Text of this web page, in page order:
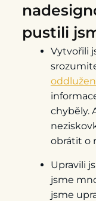
pustili
Vytvořili
chyběly.
obrátit o
Upravili
jsme
jsme